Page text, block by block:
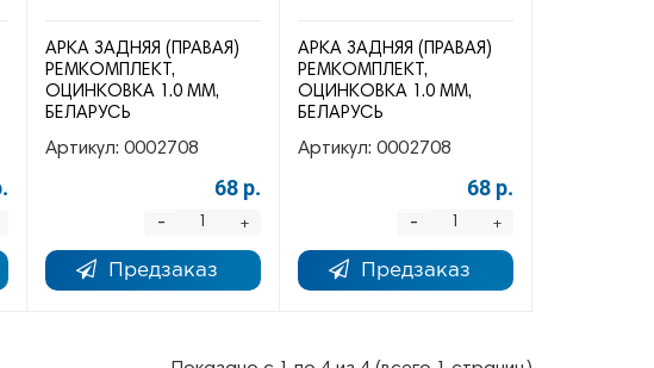
АРКА ЗАДНЯЯ (ПРАВАЯ)
РЕМКОМПЛЕКТ,
ОЦИНКОВКА 1.0 ММ,
БЕЛАРУСЬ
Артикул: 0002708
68 р.
+
-
Предзаказ
АРКА ЗАДНЯЯ (ПРАВАЯ)
РЕМКОМПЛЕКТ,
ОЦИНКОВКА 1.0 ММ,
БЕЛАРУСЬ
Артикул: 0002708
68 р.
+
-
Предзаказ